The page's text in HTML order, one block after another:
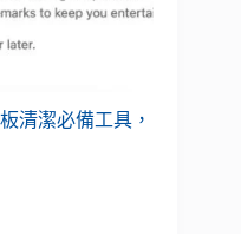
清潔必備工具，